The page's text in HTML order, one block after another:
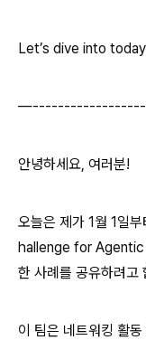
Let’s dive into
안녕하세요, 여러분!
오늘은 제가 1월 1일
hallenge for Agentic
한 사례를 공유하려고
이 팀은 네트워킹 활